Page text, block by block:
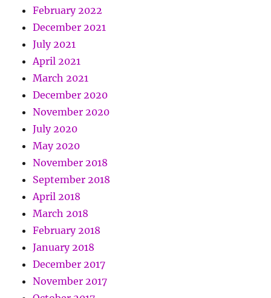
February 2022
December 2021
July 2021
April 2021
March 2021
December 2020
November 2020
July 2020
May 2020
November 2018
September 2018
April 2018
March 2018
February 2018
January 2018
December 2017
November 2017